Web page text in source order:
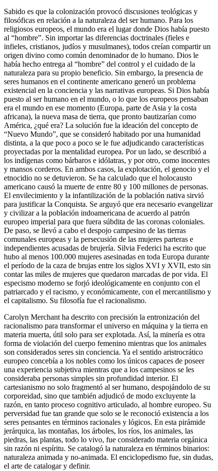
Sabido es que la colonización provocó discusiones teológicas y
filosóficas en relación a la naturaleza del ser humano. Para los
religiosos europeos, el mundo era el lugar donde Dios había puesto
al “hombre”. Sin importar las diferencias doctrinales (fieles e
infieles, cristianos, judíos y musulmanes), todos creían compartir un
origen divino como común denominador de lo humano. Dios le
había hecho entrega al “hombre” del control y el cuidado de la
naturaleza para su propio beneficio. Sin embargo, la presencia de
seres humanos en el continente americano generó un problema
existencial en la conciencia y las narrativas europeas. Si Dios había
puesto al ser humano en el mundo, o lo que los europeos pensaban
era el mundo en ese momento (Europa, parte de Asia y la costa
africana), la nueva masa de tierra, que pronto bautizarían como
América, ¿qué era? La solución fue la ideación del concepto de
“Nuevo Mundo”, que se consideró habitado por una humanidad
distinta, a la que poco a poco se le fue adjudicando características
proyectadas por la mentalidad europea. Por un lado, se describió a
los indígenas como bárbaros e idólatras, y por otro, como inocentes
y mansos corderos. En ambos casos, la explotación, el genocio y el
etnocidio no se detuvieron. Se ha calculado que el holocausto
americano causó la muerte de entre 80 y 100 millones de personas.
El envilecimiento y la infantilización de la población nativa sirvió
para justificar la Conquista. Se arguyó que era necesario evangelizar
y civilizar a la población indoamericana de acuerdo al patrón
europeo imperial para que fuera súbdita de las coronas coloniales.
De paso, se llevó a cabo el despojo campesino de las tierras
comunales europeas y la persecusión de las mujeres parteras e
independientes acusadas de brujería. Silvia Federici ha escrito que
hubo al menos 100.000 mujeres asesinadas en toda Europa durante
el período de la caza de brujas entre los siglos XVI y XVII, esto sin
contar las miles de mujeres que quedaron marcadas de por vida. El
especismo moderno se forjó ideológicamente en conjunto con el
patriarcado y el racismo, y económicamente, con el mercantilismo y
el capitalismo. Su filosofía fue el racionalismo.
Carolyn Merchant ha descrito con precisión la entronización del
racionalismo para transformar el universo en máquina y la tierra en
materia muerta, útil solo para ser explotada. Así, la minería es otra
forma de violación del cuerpo femenino mientras que los animales
son considerados seres sin conciencia. Ya el sentido aristrocrático
europeo concebía a los nobles como los únicos capaces de poseer
una experiencia subjetiva mientras que a los campesinos se les
consideraba personas simples sin profundidad interior. El
cartesianismo no solo fragmentó al ser humano, despojándolo de su
corporeidad, sino que también adjudicó de modo excluyente la
razón, en tanto proceso cognitivo articulado, al hombre europeo. Su
perversidad fue tan grande que solo se le reconoció existencia a los
seres pensantes en términos racionales y lógicos. En esta pirámide
jerárquica, las montañas, los árboles, los ríos, los animales, las
piedras, las plantas, todo lo vivo, fue considerado materia orgánica
sin razón ni espíritu. Se catalogó la naturaleza en términos binarios:
naturaleza animada y no-animada. El enciclopedismo fue, sin dudas,
el arte de catalogar y definir.